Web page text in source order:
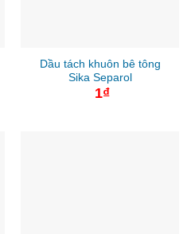
Dầu tách khuôn bê tông
Sika Separol
1₫